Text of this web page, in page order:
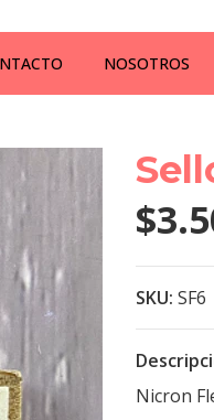
NOSOTROS
SKU: SF6
Nicron